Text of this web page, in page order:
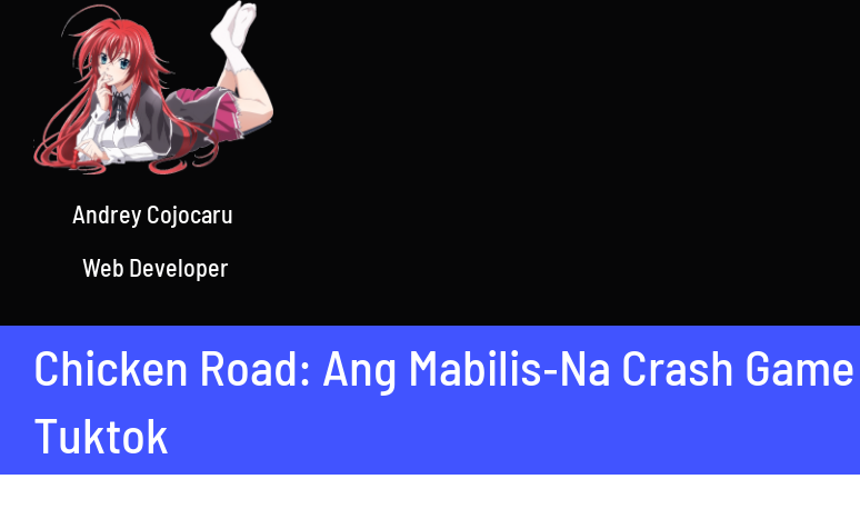
Andrey Cojocaru
Web Developer
Chicken Road: Ang Mabilis‑Na Crash
Tuktok